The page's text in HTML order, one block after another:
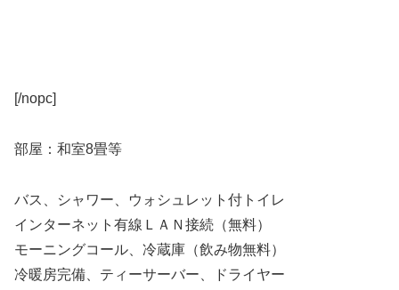
[/nopc]
部屋：和室8畳等
バス、シャワー、ウォシュレット付トイレ
インターネット有線ＬＡＮ接続（無料）
モーニングコール、冷蔵庫（飲み物無料）
冷暖房完備、ティーサーバー、ドライヤー